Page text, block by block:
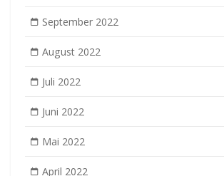
September 2022
August 2022
Juli 2022
Juni 2022
Mai 2022
April 2022